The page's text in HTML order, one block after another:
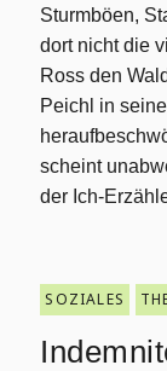
Sturmböen,
dort nicht die
Ross den
Peichl in
scheint
der Ich-
SOZIALES